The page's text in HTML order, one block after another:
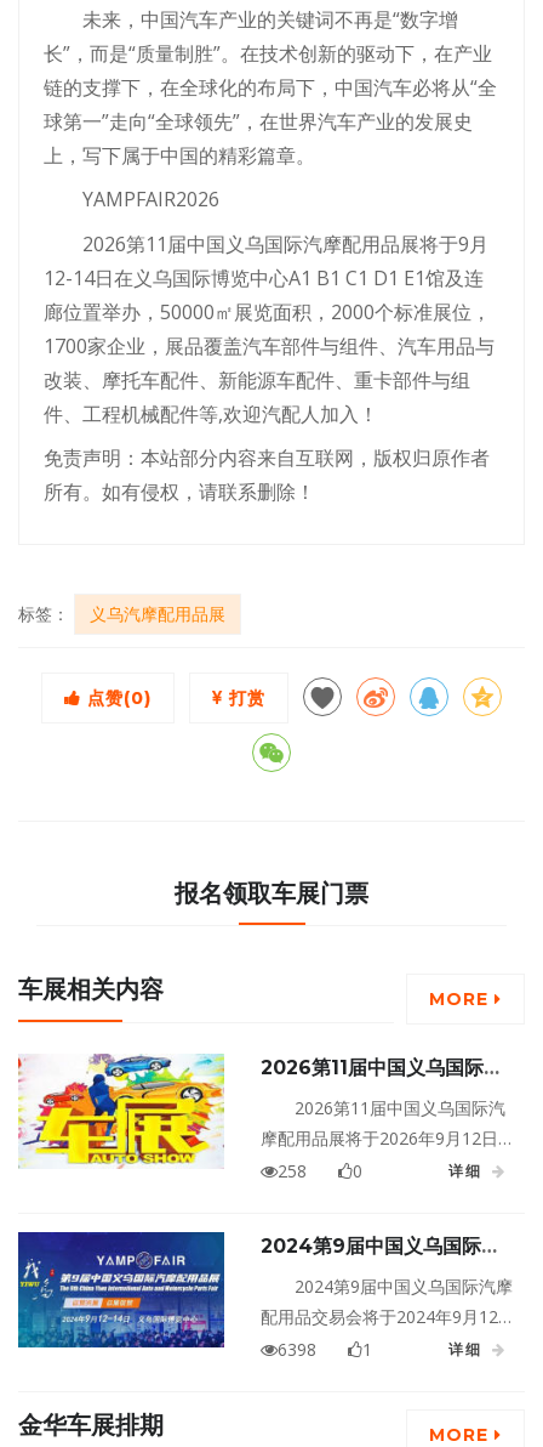
未来，中国汽车产业的关键词不再是“数字增
长”，而是“质量制胜”。在技术创新的驱动下，在产业
链的支撑下，在全球化的布局下，中国汽车必将从“全
球第一”走向“全球领先”，在世界汽车产业的发展史
上，写下属于中国的精彩篇章。
YAMPFAIR2026
2026第11届中国义乌国际汽摩配用品展将于9月
12-14日在义乌国际博览中心A1 B1 C1 D1 E1馆及连
廊位置举办，50000㎡展览面积，2000个标准展位，
1700家企业，展品覆盖汽车部件与组件、汽车用品与
改装、摩托车配件、新能源车配件、重卡部件与组
件、工程机械配件等,欢迎汽配人加入！
免责声明：本站部分内容来自互联网，版权归原作者
所有。如有侵权，请联系删除！
标签： 义乌汽摩配用品展
点赞(0) 打赏
报名领取车展门票
车展相关内容 MORE
2026第11届中国义乌国际汽
摩配用品展
2026第11届中国义乌国际汽
摩配用品展将于2026年9月12日
至14日在浙江金华义乌国际博览
258 0 详细
2024第9届中国义乌国际汽
摩配用品交易会
2024第9届中国义乌国际汽摩
配用品交易会将于2024年9月12
日至14日在浙江金华义乌国际博
6398 1 详细
金华车展排期 MORE